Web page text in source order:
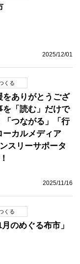
2025/12/01
くる
をありがとうござ
を「読む」だけで
つながる」「行
ーカルメディア
スリーサポータ
2025/11/16
くる
のめぐる布市」